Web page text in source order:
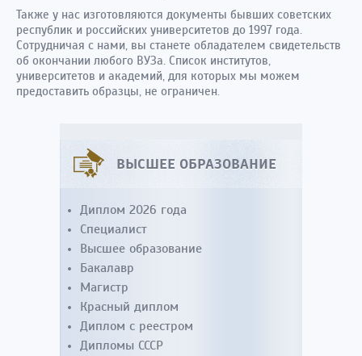
Также у нас изготовляются документы бывших советских
республик и российских университетов до 1997 года.
Сотрудничая с нами, вы станете обладателем свидетельств
об окончании любого ВУЗа. Список институтов,
университетов и академий, для которых мы можем
предоставить образцы, не ограничен.
ВЫСШЕЕ ОБРАЗОВАНИЕ
Диплом 2026 года
Специалист
Высшее образование
Бакалавр
Магистр
Красный диплом
Диплом с реестром
Дипломы СССР